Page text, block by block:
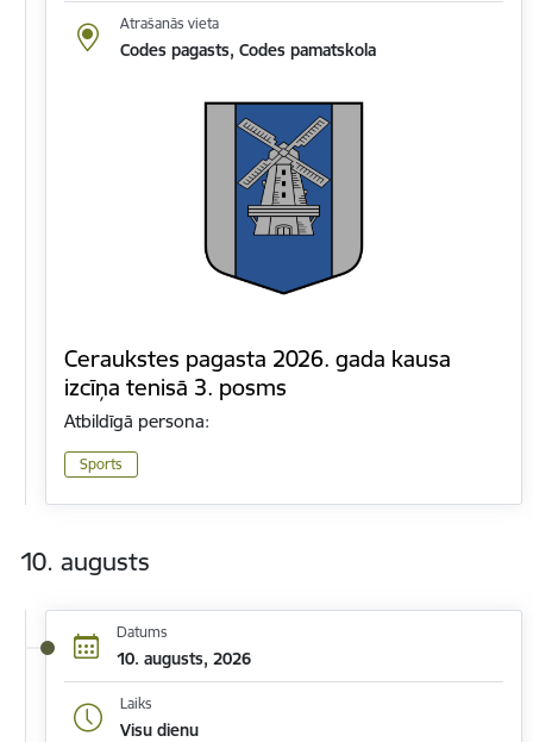
Atrašanās vieta
Codes pagasts, Codes pamatskola
Ceraukstes pagasta 2026. gada kausa
izcīņa tenisā 3. posms
Atbildīgā persona:
Sports
10. augusts
Datums
10. augusts, 2026
Laiks
Visu dienu